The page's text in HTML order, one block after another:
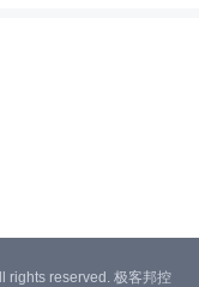
rights reserved. 极客邦控